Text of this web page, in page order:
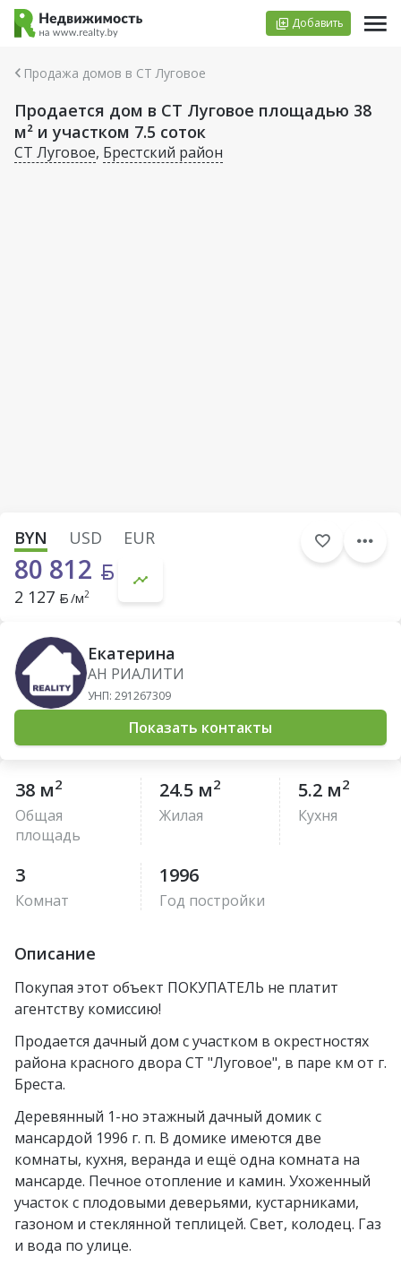
Добавить
Продажа домов в СТ Луговое
Продается дом в СТ Луговое площадью 38
м² и участком 7.5 соток
СТ Луговое, Брестский район
38 м2
Общая
площадь
24.5 м2
Жилая
5.2 м2
Кухня
3
Комнат
1996
Год постройки
Описание
Покупая этот объект ПОКУПАТЕЛЬ не платит
агентству комиссию!
Продается дачный дом с участком в окрестностях
района красного двора СТ "Луговое", в паре км от г.
Бреста.
Деревянный 1-но этажный дачный домик с
мансардой 1996 г. п. В домике имеются две
комнаты, кухня, веранда и ещё одна комната на
мансарде. Печное отопление и камин. Ухоженный
участок с плодовыми деверьями, кустарниками,
газоном и стеклянной теплицей. Свет, колодец. Газ
и вода по улице.
BYN USD EUR
80 812
2 127 /м2
Екатерина
АН РИАЛИТИ
УНП: 291267309
Показать контакты